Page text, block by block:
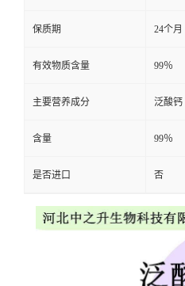
保质期 24个月
有效物质含量 99％
主要营养成分 泛酸钙
含量 99％
是否进口 否